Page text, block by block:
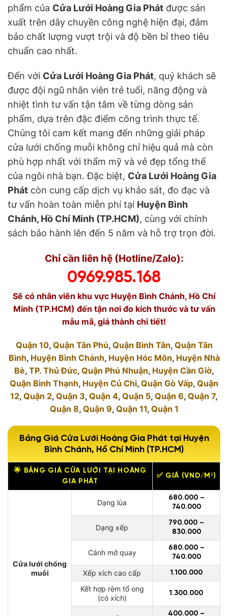
phẩm của Cửa Lưới Hoàng Gia Phát được sản
xuất trên dây chuyền công nghệ hiện đại, đảm
bảo chất lượng vượt trội và độ bền bỉ theo tiêu
chuẩn cao nhất.
Đến với Cửa Lưới Hoàng Gia Phát, quý khách sẽ
được đội ngũ nhân viên trẻ tuổi, năng động và
nhiệt tình tư vấn tận tâm về từng dòng sản
phẩm, dựa trên đặc điểm công trình thực tế.
Chúng tôi cam kết mang đến những giải pháp
cửa lưới chống muỗi không chỉ hiệu quả mà còn
phù hợp nhất với thẩm mỹ và vẻ đẹp tổng thể
của ngôi nhà bạn. Đặc biệt, Cửa Lưới Hoàng Gia
Phát còn cung cấp dịch vụ khảo sát, đo đạc và
tư vấn hoàn toàn miễn phí tại Huyện Bình
Chánh, Hồ Chí Minh (TP.HCM), cùng với chính
sách bảo hành lên đến 5 năm và hỗ trợ trọn đời.
Chỉ cần liên hệ (Hotline/Zalo):
0969.985.168
Sẽ có nhân viên khu vực Huyện Bình Chánh, Hồ Chí
Minh (TP.HCM) đến tận nơi đo kích thước và tư vấn
mẫu mã, giá thành chi tiết!
Quận 10, Quận Tân Phú, Quận Bình Tân, Quận Tân
Bình, Huyện Bình Chánh, Huyện Hóc Môn, Huyện Nhà
Bè, TP. Thủ Đức, Quận Phú Nhuận, Huyện Cần Giờ,
Quận Bình Thạnh, Huyện Củ Chi, Quận Gò Vấp, Quận
12, Quận 2, Quận 3, Quận 4, Quận 5, Quận 6, Quận 7,
Quận 8, Quận 9, Quận 11, Quận 1
Bảng Giá Cửa Lưới Hoàng Gia Phát tại Huyện
Bình Chánh, Hồ Chí Minh (TP.HCM)
🌟 BẢNG GIÁ CỬA LƯỚI TẠI HOÀNG
GIA PHÁT
✅ GIÁ (VND/M²)
Cửa lưới chống
muỗi
Dạng lùa
680.000 –
740.000
Dạng xếp
790.000 –
830.000
Cánh mở quay
680.000 –
740.000
Xếp xích cao cấp 1.100.000
Kết hợp rèm tổ ong
(có xích)
1.300.000
400.000 –